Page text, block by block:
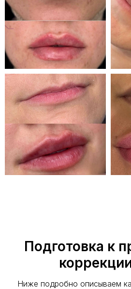
Подготовка к
Ниже подробно описываем